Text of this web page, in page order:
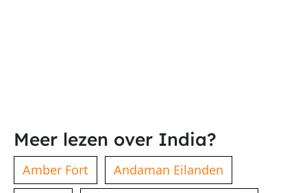
Meer lezen over India?
Amber Fort
Andaman Eilanden